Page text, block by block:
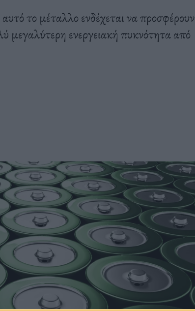
το μέταλλο ενδέχεται να προσφέρουν
μεγαλύτερη ενεργειακή πυκνότητα από